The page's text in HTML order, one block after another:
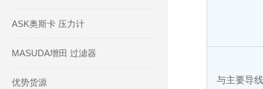
ASK奥斯卡 压力计
MASUDA增田 过滤器
优势货源 与主要导